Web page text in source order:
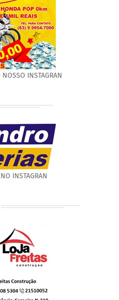
INSTAGRAN
INSTAGRAN